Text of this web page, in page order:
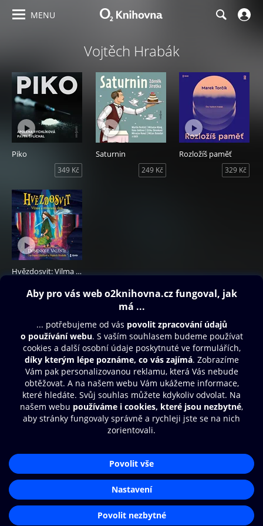
MENU
Vojtěch Hrabák
Piko
349 Kč
Saturnin
249 Kč
Rozložíš paměť
329 Kč
Hvězdosvit: Vilma a ztracený den
379 Kč
Obsah ke stažení
Moje O2 Knihovna
Další zábava
© O2 Czech Republic a.s.
Přístupnost
Zásady zpracování osobních údajů
Nastavení cookies
Aplikace O2 Knihovna
Čti a poslouchej své e-knihy a
audioknihy rychleji a pohodlněji.